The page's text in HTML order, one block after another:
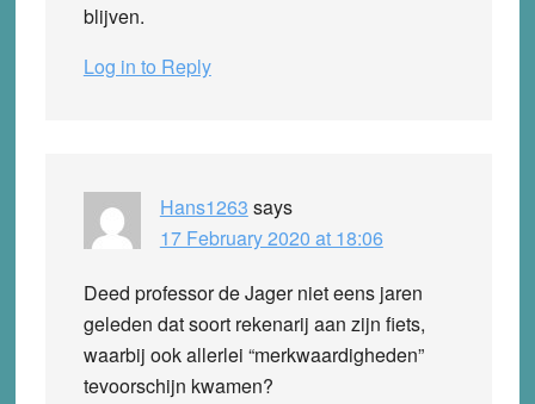
blijven.
Log in to Reply
Hans1263 says
17 February 2020 at 18:06
Deed professor de Jager niet eens jaren
geleden dat soort rekenarij aan zijn fiets,
waarbij ook allerlei “merkwaardigheden”
tevoorschijn kwamen?